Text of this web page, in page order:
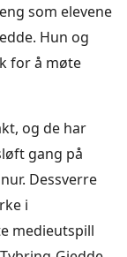
som elevene
Hun og
for å møte
og de har
gang på
Dessverre
i
medieutspill